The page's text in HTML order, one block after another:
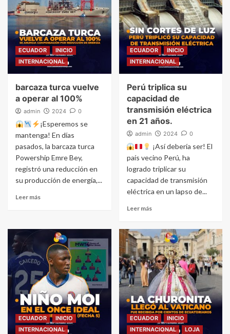
ECUADOR
INICIO
INTERNACIONAL
barcaza turca vuelve
a operar al 100%
admin 2024 0
¡Esperemos se
mantenga! En días
pasados, la barcaza turca
Powership Emre Bey,
registró una reducción en
su producción de energía,...
Leer más
ECUADOR
INICIO
INTERNACIONAL
Perú triplica su
capacidad de
transmisión eléctrica
en 21 años.
admin 2024 0
¡Así debería ser! El
país vecino Perú, ha
logrado triplicar su
capacidad de transmisión
eléctrica en un lapso de...
Leer más
ECUADOR
INICIO
INTERNACIONAL
ECUADOR
INICIO
INTERNACIONAL
LOJA